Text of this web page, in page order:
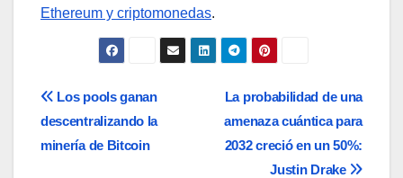
Ethereum y criptomonedas.
Navegación
de
La probabilidad de una
amenaza cuántica para
2032 creció en un 50%:
Justin Drake
Los pools ganan
descentralizando la
minería de Bitcoin